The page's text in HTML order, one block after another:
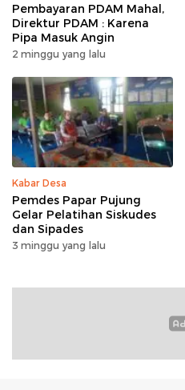
Pembayaran PDAM Mahal,
Direktur PDAM : Karena
Pipa Masuk Angin
2 minggu yang lalu
Kabar Desa
Pemdes Papar Pujung
Gelar Pelatihan Siskudes
dan Sipades
3 minggu yang lalu